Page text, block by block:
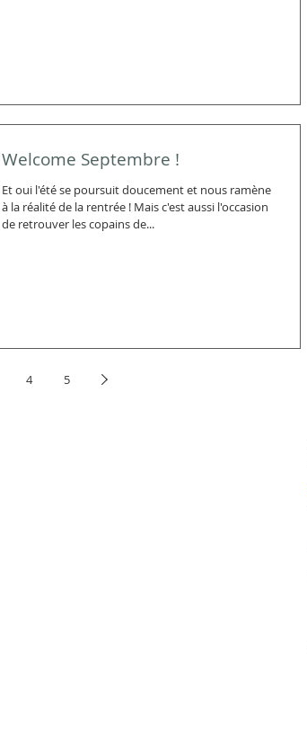
Welcome Septembre !
Et oui l'été se poursuit doucement et nous ramène
à la réalité de la rentrée ! Mais c'est aussi l'occasion
de retrouver les copains de...
4 5